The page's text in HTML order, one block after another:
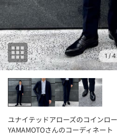
1/ 4
ユナイテッドアローズのコインロ
YAMAMOTOさんのコーディネート